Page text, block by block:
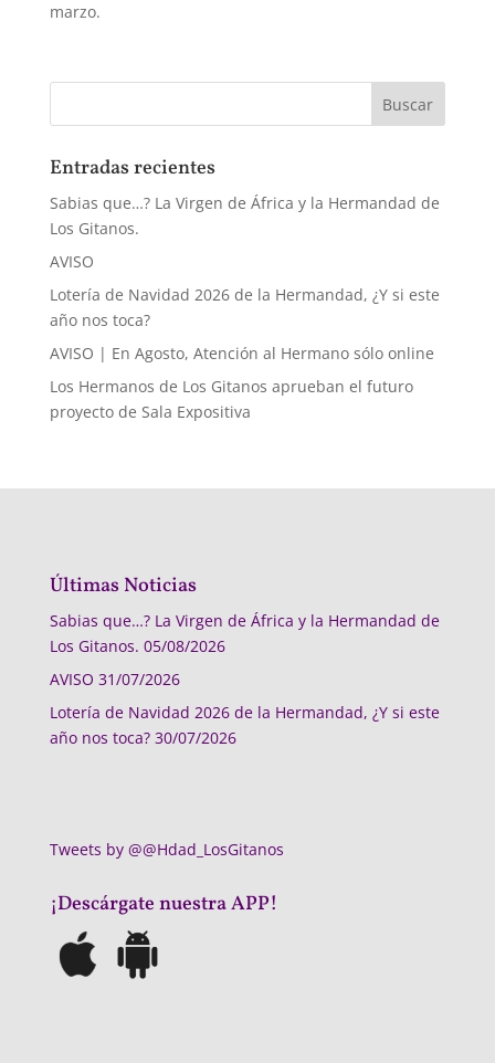
marzo.
Entradas recientes
Sabias que…? La Virgen de África y la Hermandad de
Los Gitanos.
AVISO
Lotería de Navidad 2026 de la Hermandad, ¿Y si este
año nos toca?
AVISO | En Agosto, Atención al Hermano sólo online
Los Hermanos de Los Gitanos aprueban el futuro
proyecto de Sala Expositiva
Últimas Noticias
Sabias que…? La Virgen de África y la Hermandad de
Los Gitanos. 05/08/2026
AVISO 31/07/2026
Lotería de Navidad 2026 de la Hermandad, ¿Y si este
año nos toca? 30/07/2026
Tweets by @@Hdad_LosGitanos
¡Descárgate nuestra APP!